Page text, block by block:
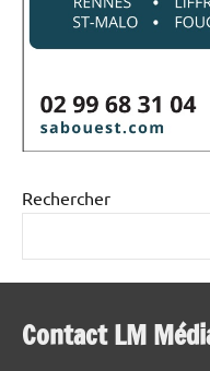
Rechercher
Contact LM